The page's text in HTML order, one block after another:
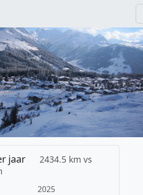
jaar
2434.5 km vs
2025